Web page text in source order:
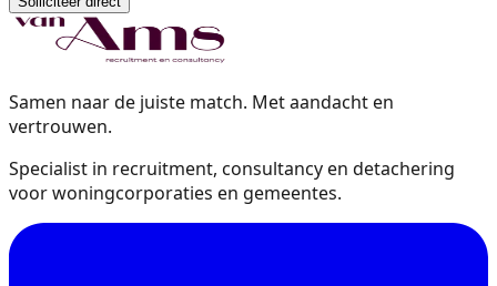
Samen naar de juiste match. Met aandacht en
vertrouwen.
Specialist in recruitment, consultancy en detachering
voor woningcorporaties en gemeentes.